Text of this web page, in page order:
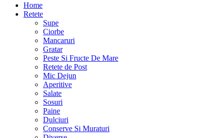
Home
Retete
Supe
Ciorbe
Mancaruri
Gratar
Peste Si Fructe De Mare
Retete de Post
Mic Dejun
Aperitive
Salate
Sosuri
Paine
Dulciuri
Conserve Si Muraturi